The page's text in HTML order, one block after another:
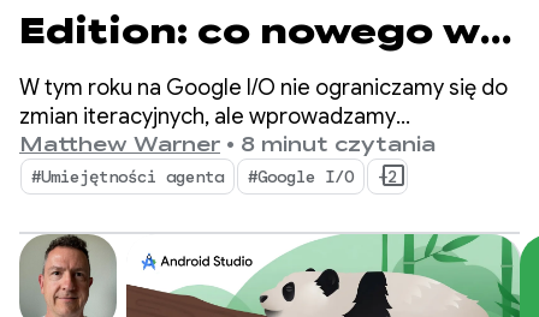
Edition: co nowego w
narzędziach dla
programistów
Androida
W tym roku na Google I/O nie ograniczamy się do
zmian iteracyjnych, ale wprowadzamy
fundamentalną zmianę w sposobie tworzenia
aplikacji. Nasze najnowsze narzędzia są
przeznaczone do ery agentów i mają funkcje,
które zwiększają produktywność programistów
Androida oraz usprawniają agentów AI
wdrażanych w bazie kodu.
Matthew Warner • 8 minut czytania
#Umiejętności agenta #Google I/O +2